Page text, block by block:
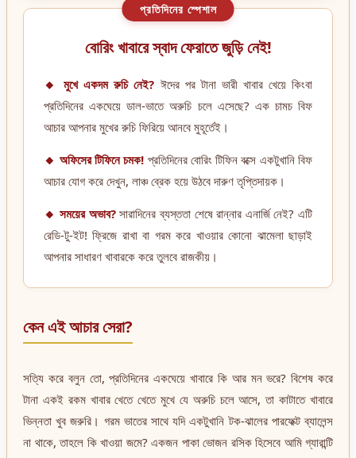
প্রতিদিনের স্পেশাল
বোরিং খাবারে স্বাদ ফেরাতে জুড়ি নেই!
🔸 মুখে একদম রুচি নেই? ঈদের পর টানা ভারী খাবার খেয়ে কিংবা
প্রতিদিনের একঘেয়ে ডাল-ভাতে অরুচি চলে এসেছে? এক চামচ বিফ
আচার আপনার মুখের রুচি ফিরিয়ে আনবে মুহূর্তেই।
🔸 অফিসের টিফিনে চমক! প্রতিদিনের বোরিং টিফিন বক্সে একটুখানি বিফ
আচার যোগ করে দেখুন, লাঞ্চ ব্রেক হয়ে উঠবে দারুণ তৃপ্তিদায়ক।
🔸 সময়ের অভাব?সারাদিনের ব্যস্ততা শেষে রান্নার এনার্জি নেই? এটি
রেডি-টু-ইট! ফ্রিজে রাখা বা গরম করে খাওয়ার কোনো ঝামেলা ছাড়াই
আপনার সাধারণ খাবারকে করে তুলবে রাজকীয়।
কেন এই আচার সেরা?
সত্যি করে বলুন তো, প্রতিদিনের একঘেয়ে খাবারে কি আর মন ভরে? বিশেষ করে
টানা একই রকম খাবার খেতে খেতে মুখে যে অরুচি চলে আসে, তা কাটাতে খাবারে
ভিন্নতা খুব জরুরি। গরম ভাতের সাথে যদি একটুখানি টক-ঝালের পারফেক্ট ব্যালেন্স
না থাকে, তাহলে কি খাওয়া জমে? একজন পাকা ভোজন রসিক হিসেবে আমি গ্যারান্টি